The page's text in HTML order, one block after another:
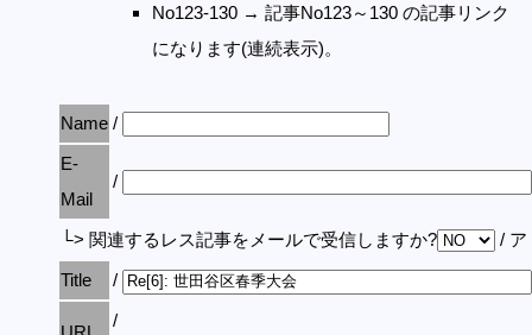
No123-130 → 記事No123～130 の記事リンク
になります(連続表示)。
Name /
E-
Mail
/
└> 関連するレス記事をメールで受信しますか?
/ ア
Title
/
/